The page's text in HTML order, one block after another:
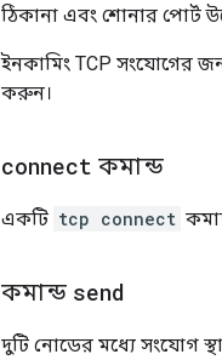
ঠিকানা এবং শোনার পোর্ট
ইনকামিং TCP সংযোগের
করুন।
connect কমান্ড
একটি tcp connect
কমান্ড send
দুটি নোডের মধ্যে সংযোগ